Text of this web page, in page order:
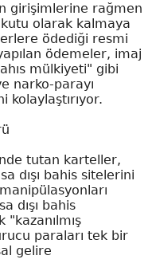
girişimlerine rağmen
olarak kalmaya
ödediği resmi
ödemeler, imaj
mülkiyeti" gibi
narko-parayı
tutan karteller,
dışı bahis sitelerini
dışı bahis
"kazanılmış
paraları tek bir
gelire